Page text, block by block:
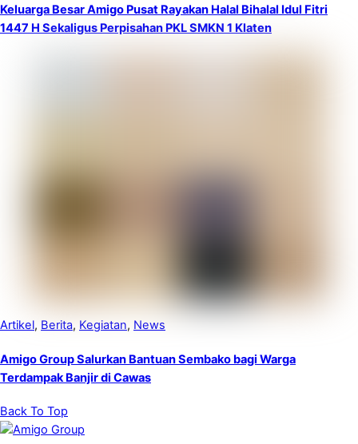
Keluarga Besar Amigo Pusat Rayakan Halal Bihalal Idul Fitri
1447 H Sekaligus Perpisahan PKL SMKN 1 Klaten
Artikel, Berita, Kegiatan, News
Amigo Group Salurkan Bantuan Sembako bagi Warga
Terdampak Banjir di Cawas
Back To Top